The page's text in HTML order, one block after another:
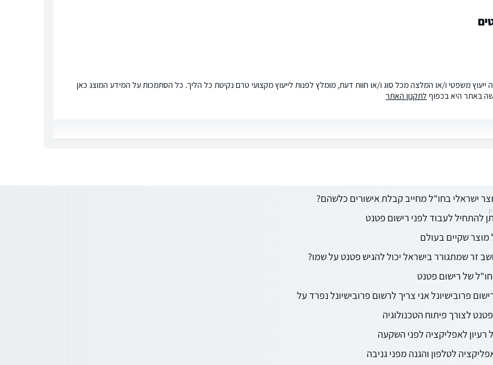
ייעוץ משפטי ו/או המלצה מכל סוג ו/או חוות דעת, מומלץ לפנות לייעוץ מקצועי טרם נקיטת כל הליך. כל הסתמכות על המידע המוצג כאן
באתר היא בכפוף לתקנון האתר
ישראלי בחו"ל מחייב קבלת אישורים כלשהם?
להתחיל לעבוד לפני רישום פטנט
מוצר שקיים בעולם
זר שמתגורר בישראל יכול להגיש פטנט על שמו?
של רישום פטנט
פרובישיונל אני צריך לרשום פרובישיונל נפרד על
לצורך פיתוח הטכנולוגיה
רעיון לאפליקציה לפני השקעה
לטלפון והגנה מפני גניבה